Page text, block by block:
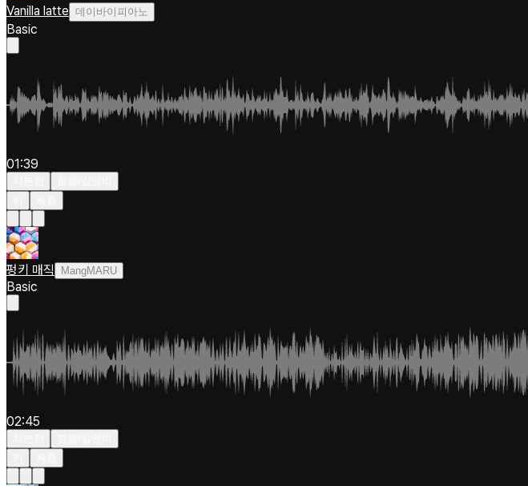
Vanilla latte 데이바이피아노
Basic
01:39
펑키 매직 MangMARU
Basic
02:45